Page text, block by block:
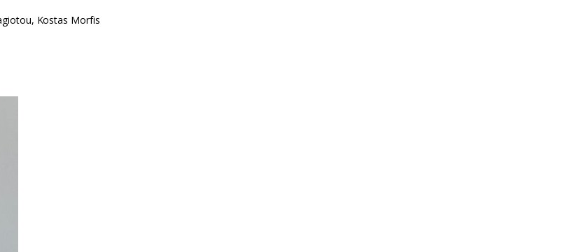
Kostas Morfis